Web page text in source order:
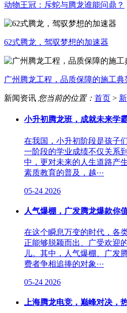
动物王冠：斥蛇与腾龙谁能问鼎？
62式腾龙，驾驭梦想的加速器
广州腾龙工程，品质保障的施工典
新闻资讯 您当前的位置： 首页 >
小升初腾龙班，成就未来学
在我国，小升初阶段是孩子
一阶段的学业成绩不仅关系
中，更对未来的人生道路产
素质教育的普及，越···
05-24 2026
人气爆棚，广发腾龙爆款你
在这个瞬息万变的时代，各
正能够脱颖而出、广受欢迎
儿。其中，人气爆棚、广发
费者争相追捧的对象···
05-24 2026
上海腾龙电竞，巅峰对决，